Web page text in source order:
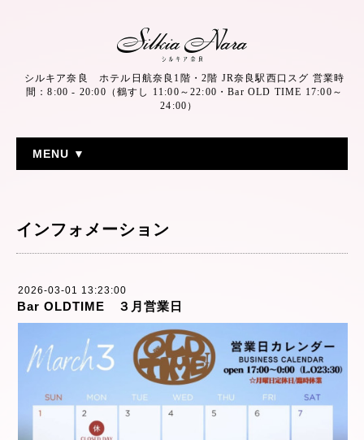
シルキア奈良 ホテル日航奈良1階・2階 JR奈良駅西口スグ 営業時
間：8:00 - 20:00（鶴すし 11:00～22:00・Bar OLD TIME 17:00～
24:00）
MENU ▼
インフォメーション
2026-03-01 13:23:00
Bar OLDTIME ３月営業日